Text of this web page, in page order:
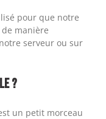
pour que notre
manière
serveur ou sur
?
un petit morceau